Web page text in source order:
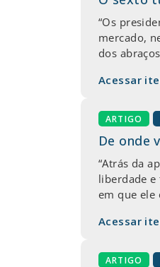
“Os
mercado,
dos
Acessar
ARTIGO
De onde
“Atrás da
liberdade
em que ele
Acessar
ARTIGO